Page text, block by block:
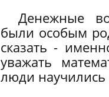
Денежные
были особым
сказать -
уважать
люди научились